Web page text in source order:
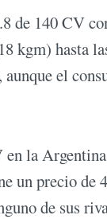
de 140 CV
kgm) hasta
el
la
un precio de
de sus